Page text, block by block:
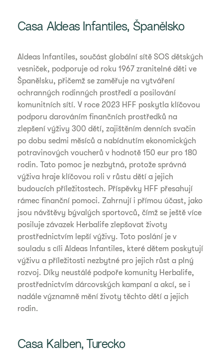
Casa Aldeas Infantiles, Španělsko
Aldeas Infantiles, součást globální sítě SOS dětských
vesniček, podporuje od roku 1967 zranitelné děti ve
Španělsku, přičemž se zaměřuje na vytváření
ochranných rodinných prostředí a posilování
komunitních sítí. V roce 2023 HFF poskytla klíčovou
podporu darováním finančních prostředků na
zlepšení výživy 300 dětí, zajištěním denních svačin
po dobu sedmi měsíců a nabídnutím ekonomických
potravinových voucherů v hodnotě 150 eur pro 180
rodin. Tato pomoc je nezbytná, protože správná
výživa hraje klíčovou roli v růstu dětí a jejich
budoucích příležitostech. Příspěvky HFF přesahují
rámec finanční pomoci. Zahrnují i přímou účast, jako
jsou návštěvy bývalých sportovců, čímž se ještě více
posiluje závazek Herbalife zlepšovat životy
prostřednictvím lepší výživy. Toto poslání je v
souladu s cíli Aldeas Infantiles, které dětem poskytují
výživu a příležitosti nezbytné pro jejich růst a plný
rozvoj. Díky neustálé podpoře komunity Herbalife,
prostřednictvím dárcovských kampaní a akcí, se i
nadále významně mění životy těchto dětí a jejich
rodin.
Casa Kalben, Turecko